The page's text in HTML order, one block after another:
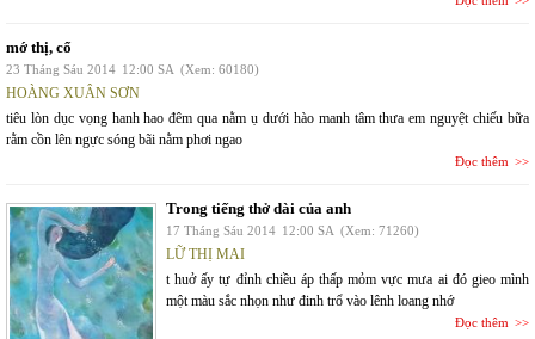
mớ thị, cổ
23 Tháng Sáu 2014 12:00 SA (Xem: 60180)
HOÀNG XUÂN SƠN
tiêu lòn dục vọng hanh hao đêm qua nằm ụ dưới hào manh tâm thưa em nguyệt chiếu bữa
rằm cồn lên ngực sóng bãi nằm phơi ngao
Đọc thêm
Trong tiếng thở dài của anh
17 Tháng Sáu 2014 12:00 SA (Xem: 71260)
LỮ THỊ MAI
t huở ấy tự đỉnh chiều áp thấp mỏm vực mưa ai đó gieo mình
một màu sắc nhọn như đinh trổ vào lênh loang nhớ
Đọc thêm